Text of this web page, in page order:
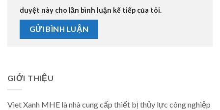
duyệt này cho lần bình luận kế tiếp của tôi.
GIỚI THIỆU
Viet Xanh MHE là nhà cung cấp thiết bị thủy lực công nghiệp